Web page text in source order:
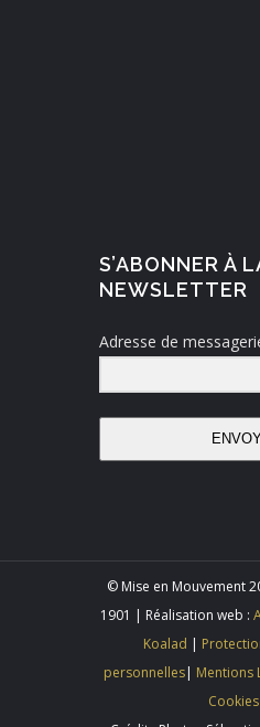
S’ABONNER À
NEWSLETTER
Adresse de
© Mise en Mouvement
1901 | Réalisation web :
Koalad |
personnelles| Mentions
Cookies